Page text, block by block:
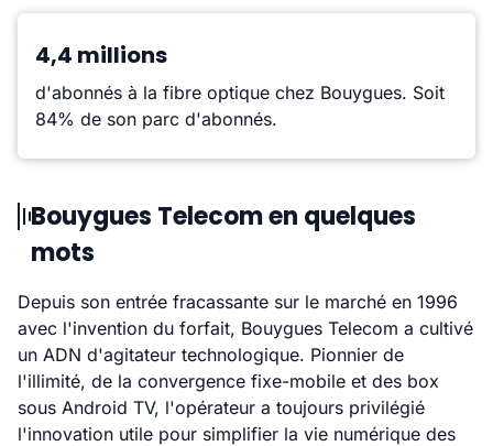
4,4 millions
d'abonnés à la fibre optique chez Bouygues. Soit
84% de son parc d'abonnés.
Bouygues Telecom en quelques
mots
Depuis son entrée fracassante sur le marché en 1996
avec l'invention du forfait, Bouygues Telecom a cultivé
un ADN d'agitateur technologique. Pionnier de
l'illimité, de la convergence fixe-mobile et des box
sous Android TV, l'opérateur a toujours privilégié
l'innovation utile pour simplifier la vie numérique des